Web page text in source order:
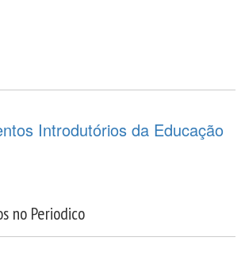
Introdutórios da Educação
no Periodico